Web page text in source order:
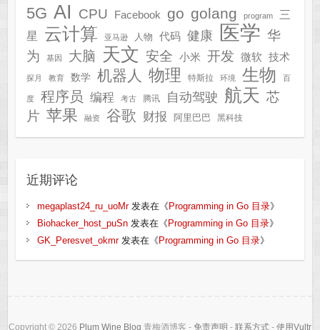
5G AI CPU Facebook go golang program
三
星
云计算 亚马逊 人物 代码 健康 医学 华
为
基因 大脑 天文 安全 小米 开发 微软 技术
探月 教育 数学 机器人 物理 特斯拉 环境 生物 百
度 程序员 编程 考古 腾讯 自动驾驶 航天 芯
片 苹果 融资 谷歌 财报 阿里巴巴 黑科技
近期评论
megaplast24_ru_uoMr发表在《 Programming in Go 目录》
Biohacker_host_puSn发表在《 Programming in Go 目录》
GK_Peresvet_okmr发表在《 Programming in Go 目录》
Copyright © 2026 Plum Wine Blog 青梅酒博客 - 免责声明 - 联系方式 - 使用Vultr